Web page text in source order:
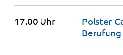
17.00 Uhr
Polster-
Berufung